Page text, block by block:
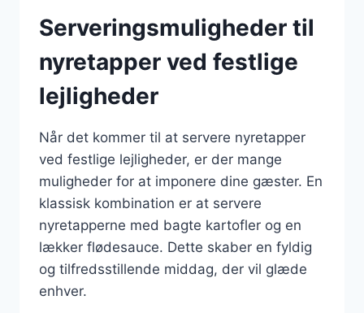
Serveringsmuligheder til
nyretapper ved festlige
lejligheder
Når det kommer til at servere nyretapper
ved festlige lejligheder, er der mange
muligheder for at imponere dine gæster. En
klassisk kombination er at servere
nyretapperne med bagte kartofler og en
lækker flødesauce. Dette skaber en fyldig
og tilfredsstillende middag, der vil glæde
enhver.